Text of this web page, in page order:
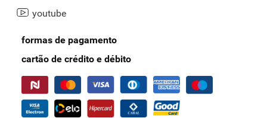
youtube
formas de pagamento
cartão de crédito e débito